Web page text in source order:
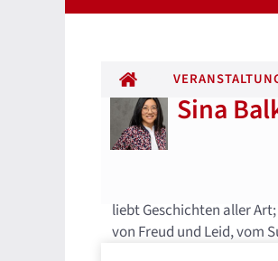
ALLE BEITRÄGE
Sina
liebt Geschichten aller
von Freud und Leid, vom